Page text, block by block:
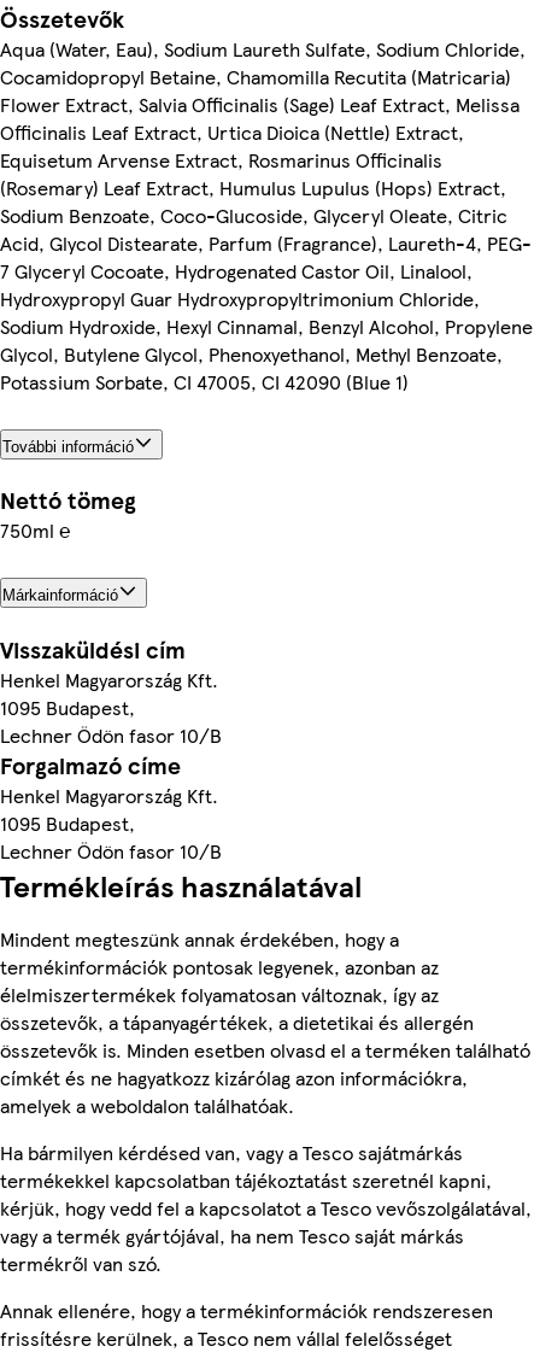
Összetevők
Aqua (Water, Eau), Sodium Laureth Sulfate, Sodium Chloride,
Cocamidopropyl Betaine, Chamomilla Recutita (Matricaria)
Flower Extract, Salvia Officinalis (Sage) Leaf Extract, Melissa
Officinalis Leaf Extract, Urtica Dioica (Nettle) Extract,
Equisetum Arvense Extract, Rosmarinus Officinalis
(Rosemary) Leaf Extract, Humulus Lupulus (Hops) Extract,
Sodium Benzoate, Coco-Glucoside, Glyceryl Oleate, Citric
Acid, Glycol Distearate, Parfum (Fragrance), Laureth-4, PEG-
7 Glyceryl Cocoate, Hydrogenated Castor Oil, Linalool,
Hydroxypropyl Guar Hydroxypropyltrimonium Chloride,
Sodium Hydroxide, Hexyl Cinnamal, Benzyl Alcohol, Propylene
Glycol, Butylene Glycol, Phenoxyethanol, Methyl Benzoate,
Potassium Sorbate, CI 47005, CI 42090 (Blue 1)
További információ
Nettó tömeg
750ml ℮
Márkainformáció
Visszaküldési cím
Henkel Magyarország Kft.
1095 Budapest,
Lechner Ödön fasor 10/B
Forgalmazó címe
Henkel Magyarország Kft.
1095 Budapest,
Lechner Ödön fasor 10/B
Termékleírás használatával
Mindent megteszünk annak érdekében, hogy a
termékinformációk pontosak legyenek, azonban az
élelmiszertermékek folyamatosan változnak, így az
összetevők, a tápanyagértékek, a dietetikai és allergén
összetevők is. Minden esetben olvasd el a terméken található
címkét és ne hagyatkozz kizárólag azon információkra,
amelyek a weboldalon találhatóak.
Ha bármilyen kérdésed van, vagy a Tesco sajátmárkás
termékekkel kapcsolatban tájékoztatást szeretnél kapni,
kérjük, hogy vedd fel a kapcsolatot a Tesco vevőszolgálatával,
vagy a termék gyártójával, ha nem Tesco saját márkás
termékről van szó.
Annak ellenére, hogy a termékinformációk rendszeresen
frissítésre kerülnek, a Tesco nem vállal felelősséget